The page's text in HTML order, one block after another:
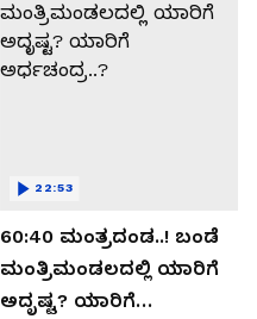
60:40 ಮಂತ್ರದಂಡ..! ಬಂಡೆ
ಮಂತ್ರಿಮಂಡಲದಲ್ಲಿ ಯಾರಿಗೆ
ಅದೃಷ್ಟ? ಯಾರಿಗೆ
22:53